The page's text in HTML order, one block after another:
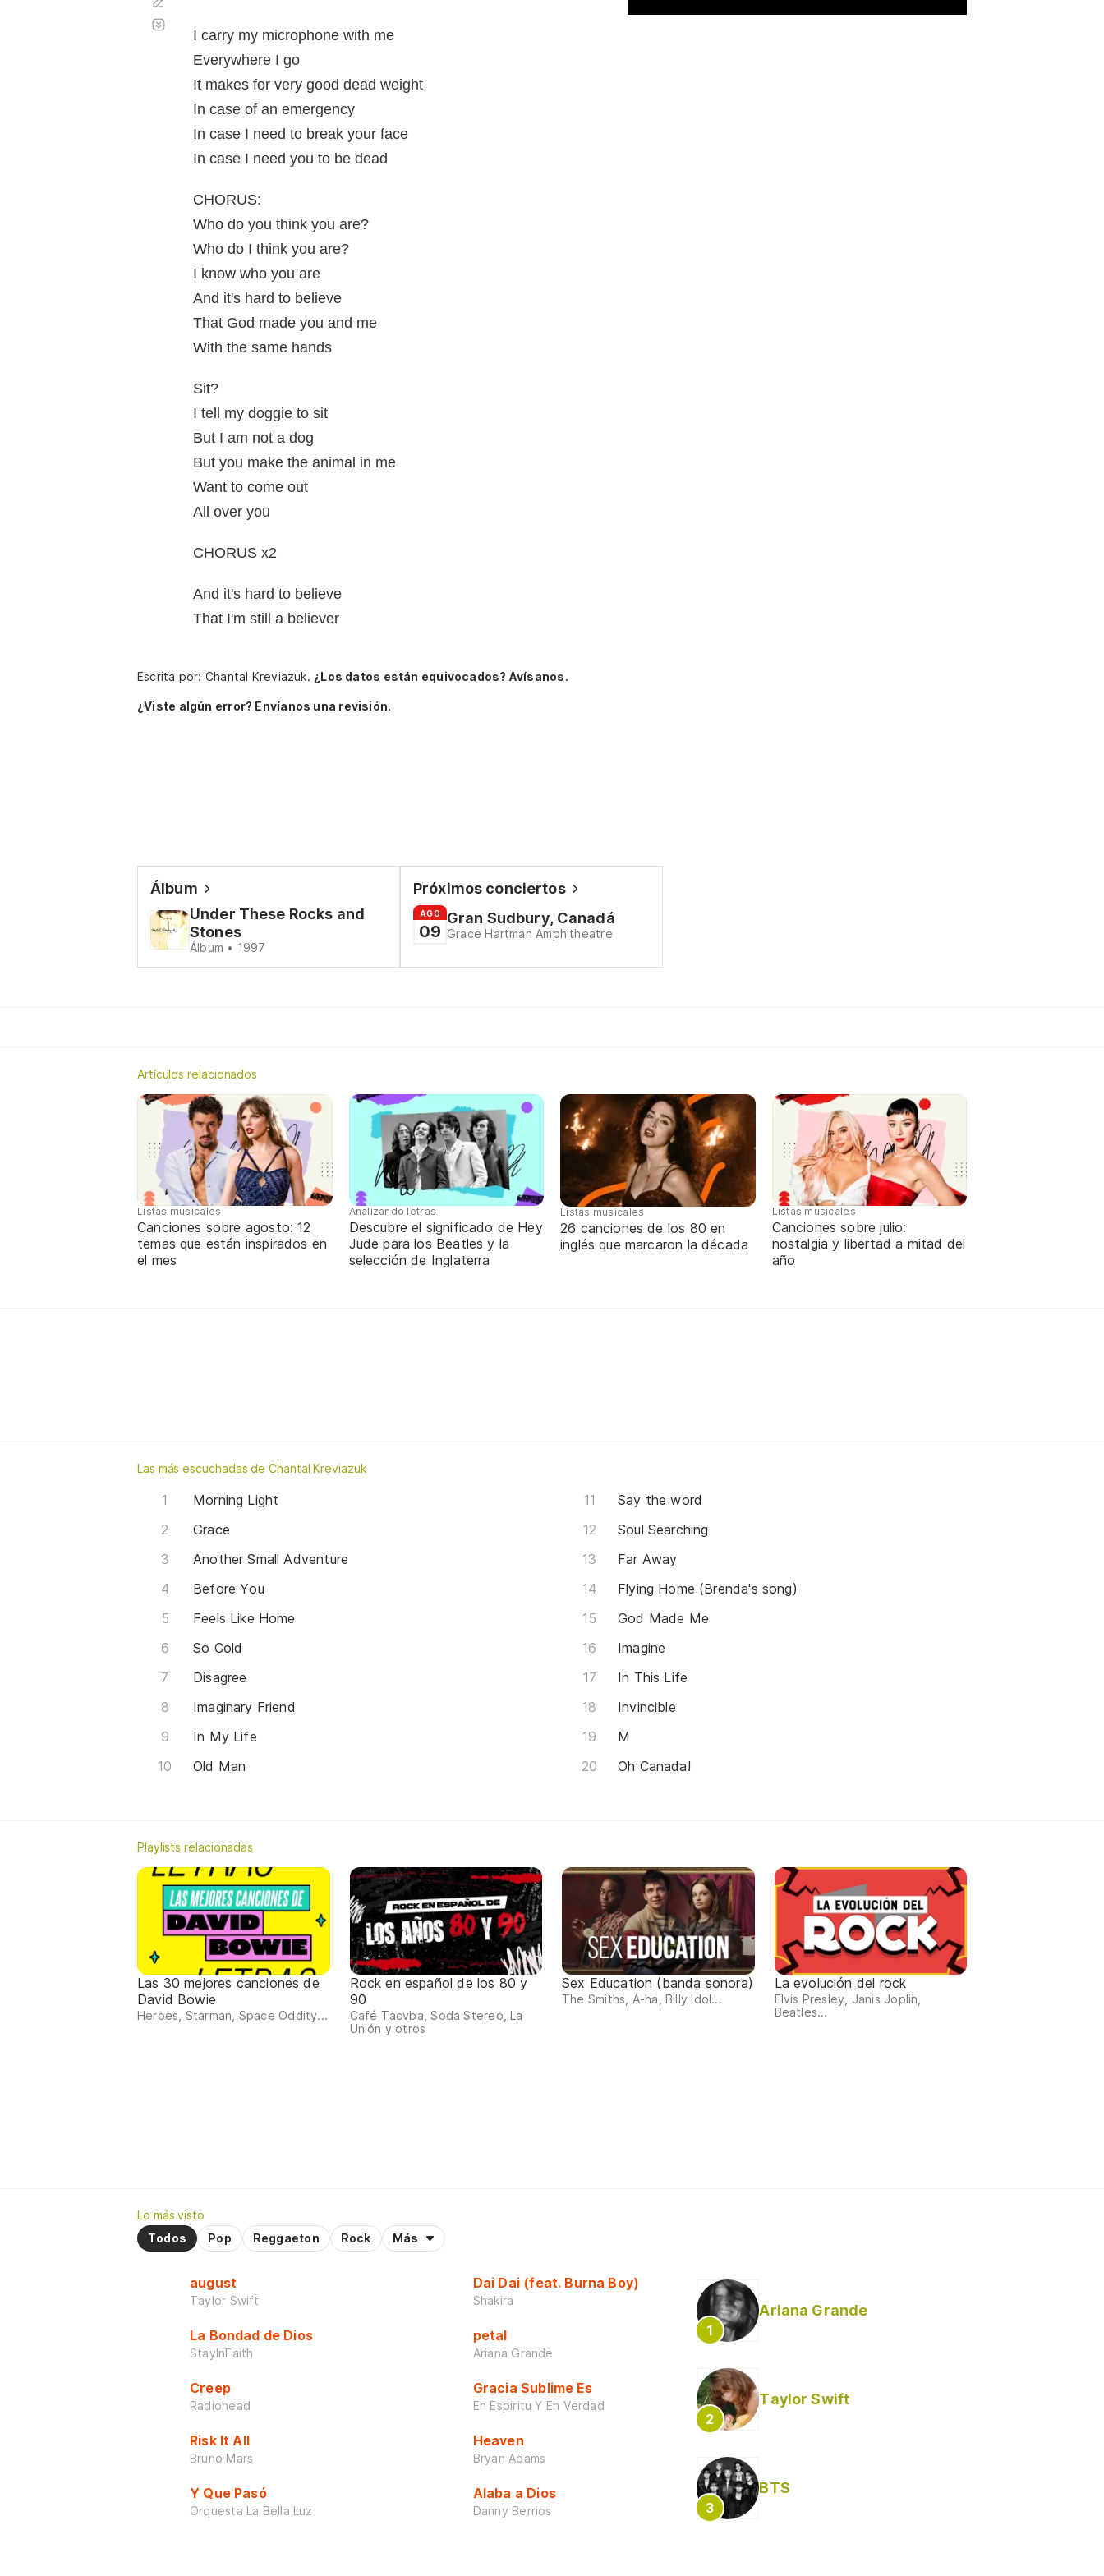
I carry my microphone with me
Everywhere I go
It makes for very good dead weight
In case of an emergency
In case I need to break your face
In case I need you to be dead
CHORUS:
Who do you think you are?
Who do I think you are?
I know who you are
And it's hard to believe
That God made you and me
With the same hands
Sit?
I tell my doggie to sit
But I am not a dog
But you make the animal in me
Want to come out
All over you
CHORUS x2
And it's hard to believe
That I'm still a believer
automático
Escrita por: Chantal Kreviazuk. ¿Los datos están equivocados? Avísanos.
¿Viste algún error? Envíanos una revisión.
Álbum
Under These Rocks and
Stones
Álbum • 1997
Próximos conciertos
AGO
09
Gran Sudbury, Canadá
Grace Hartman Amphitheatre
Artículos relacionados
Listas musicales
Canciones sobre agosto: 12
temas que están inspirados en
el mes
Analizando letras
Descubre el significado de Hey
Jude para los Beatles y la
selección de Inglaterra
Listas musicales
26 canciones de los 80 en
inglés que marcaron la década
Listas musicales
Canciones sobre julio:
nostalgia y libertad a mitad del
año
Las más escuchadas de Chantal Kreviazuk
Morning Light
Grace
Another Small Adventure
Before You
Feels Like Home
So Cold
Disagree
Imaginary Friend
In My Life
Old Man
Say the word
Soul Searching
Far Away
Flying Home (Brenda's song)
God Made Me
Imagine
In This Life
Invincible
M
Oh Canada!
Playlists relacionadas
Las 30 mejores canciones de
David Bowie
Heroes, Starman, Space Oddity...
Rock en español de los 80 y
90
Café Tacvba, Soda Stereo, La
Unión y otros
Sex Education (banda sonora)
The Smiths, A-ha, Billy Idol...
La evolución del rock
Elvis Presley, Janis Joplin,
Beatles...
Lo más visto
Todos
Pop Reggaeton Rock Más
august
Taylor Swift
La Bondad de Dios
StayInFaith
Creep
Radiohead
Risk It All
Bruno Mars
Y Que Pasó
Orquesta La Bella Luz
Dai Dai (feat. Burna Boy)
Shakira
petal
Ariana Grande
Gracia Sublime Es
En Espiritu Y En Verdad
Heaven
Bryan Adams
Alaba a Dios
Danny Berrios
Ariana Grande
Taylor Swift
BTS